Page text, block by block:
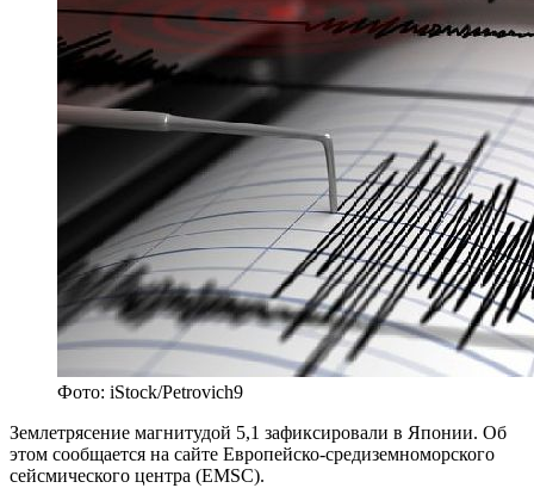
Фото: iStock/Petrovich9
Землетрясение магнитудой 5,1 зафиксировали в Японии. Об
этом сообщается на сайте Европейско-средиземноморского
сейсмического центра (EMSC).